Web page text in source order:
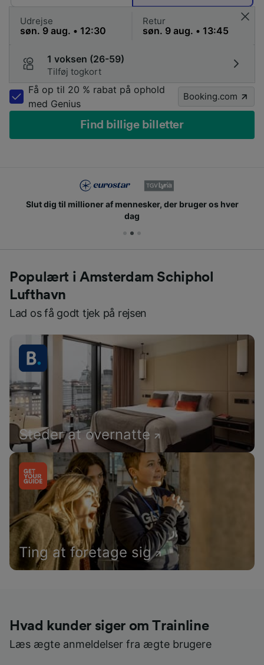
Udrejse Retur
1 voksen (26-59)
Tilføj togkort
Få op til 20 % rabat på ophold
med Genius
Booking.com
Find billige billetter
Slut dig til millioner af mennesker, der bruger os hver
dag
Populært i Amsterdam Schiphol
Lufthavn
Lad os få godt tjek på rejsen
Steder at overnatte
Ting at foretage sig
Hvad kunder siger om Trainline
Læs ægte anmeldelser fra ægte brugere